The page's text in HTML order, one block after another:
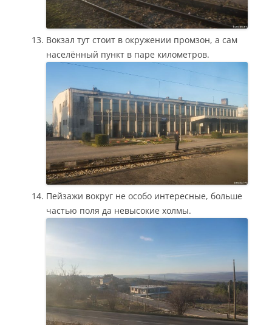
Вокзал тут стоит в окружении промзон, а сам
населённый пункт в паре километров.
Пейзажи вокруг не особо интересные, больше
частью поля да невысокие холмы.